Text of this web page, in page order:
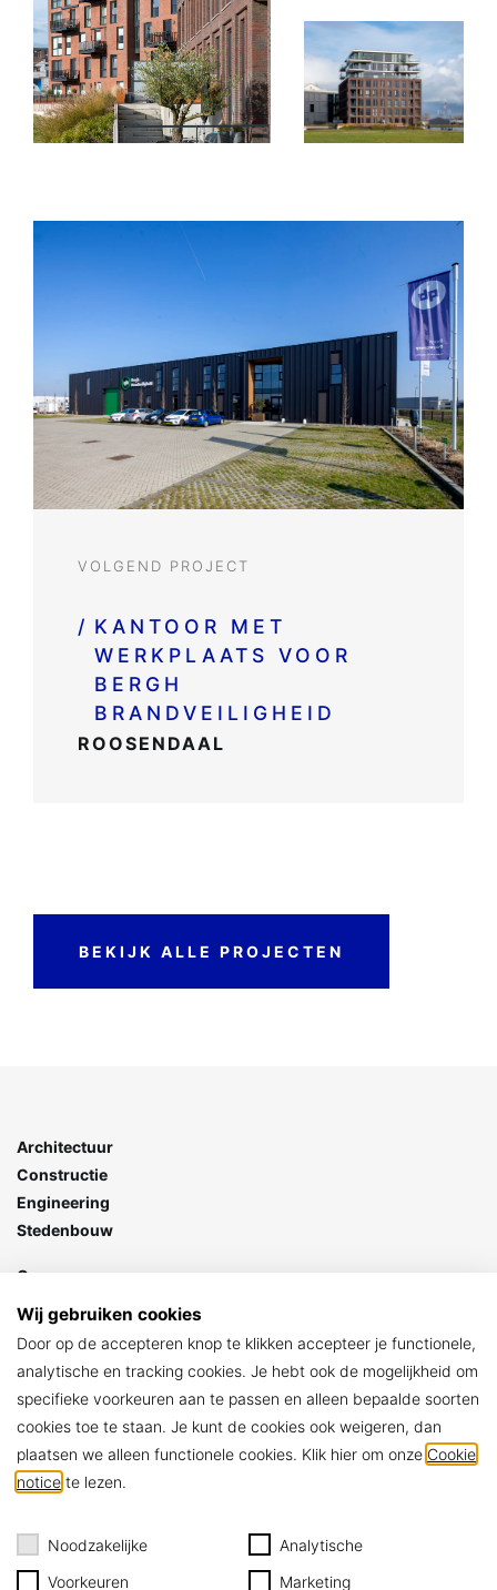
VOLGEND PROJECT
/ KANTOOR MET
WERKPLAATS VOOR
BERGH
BRANDVEILIGHEID
ROOSENDAAL
BEKIJK ALLE PROJECTEN
Architectuur
Constructie
Engineering
Stedenbouw
Goes
Stationspark 7
4462 DZ Goes
> Contact
ARCHIKON
Algemene voorwaarden
Privacy policy
Wij gebruiken cookies
Door op de accepteren knop te klikken accepteer je functionele,
analytische en tracking cookies. Je hebt ook de mogelijkheid om
specifieke voorkeuren aan te passen en alleen bepaalde soorten
cookies toe te staan. Je kunt de cookies ook weigeren, dan
plaatsen we alleen functionele cookies. Klik hier om onze Cookie
notice te lezen.
Noodzakelijke
Analytische
Voorkeuren
Marketing